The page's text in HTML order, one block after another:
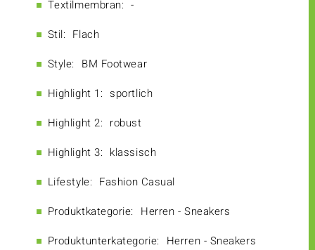
Textilmembran: -
Stil: Flach
Style: BM Footwear
Highlight 1: sportlich
Highlight 2: robust
Highlight 3: klassisch
Lifestyle: Fashion Casual
Produktkategorie: Herren - Sneakers
Produktunterkategorie: Herren - Sneakers